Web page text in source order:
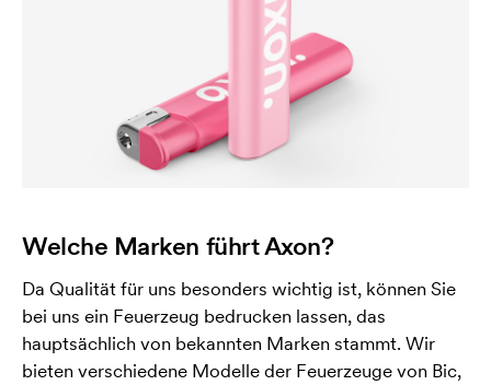
Welche Marken führt Axon?
Da Qualität für uns besonders wichtig ist, können Sie
bei uns ein Feuerzeug bedrucken lassen, das
hauptsächlich von bekannten Marken stammt. Wir
bieten verschiedene Modelle der Feuerzeuge von Bic,